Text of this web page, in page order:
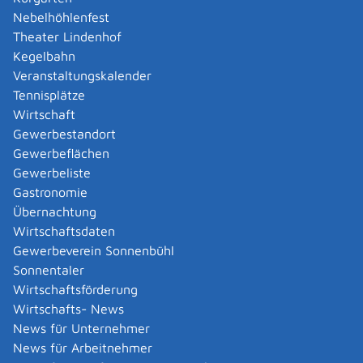
Nebelhöhlenfest
Theater Lindenhof
Kegelbahn
Veranstaltungskalender
Tennisplätze
Wirtschaft
Gewerbestandort
Gewerbeflächen
Gewerbeliste
Gastronomie
Übernachtung
Wirtschaftsdaten
Gewerbeverein Sonnenbühl
Sonnentaler
Wirtschaftsförderung
Wirtschafts- News
News für Unternehmer
News für Arbeitnehmer
berechtigt Ihre Qualifikation Sie im Herkunftsland
zumindest zur Ausübung einer wesentlichen
Teiltätigkeit des reglementierten Gewerbes.
Es besteht keine Reglementierung des Gewerbes
im Herkunftsland und es existiert keine staatlich
geregelte Ausbildung für die Tätigkeit. Die von
Ihnen absolvierte Ausbildung entspricht aber der
inländischen Qualifikation, die zur Ausübung des
Handwerks erforderlich ist und Sie gleichzeitig
mindestens ein Jahr diesen Beruf in Vollzeit im
Herkunftsland innerhalb der letzten 10 Jahre
praktisch ausgeübt haben.
Es besteht keine Reglementierung des Gewerbes
im Herkunftsland, aber es existiert eine staatlich
geregelte Ausbildung in dem anderen Mitgliedstaat.
Diese entspricht der inländischen Qulaifikation, die
zur Ausübung des Handwerks erforderlich ist.
Es handelt sich um eine Ausbildung die in einem
anderen Herkunftsland auf Voll- oder